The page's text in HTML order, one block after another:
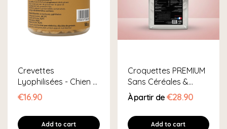
Crevettes
Lyophilisées - Chien &
Chat
€16.90
Add to cart
Croquettes PREMIUM
Sans Céréales &
Sans...
À partir de €28.90
Add to cart